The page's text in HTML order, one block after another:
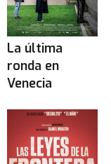
La última
ronda en
Venecia